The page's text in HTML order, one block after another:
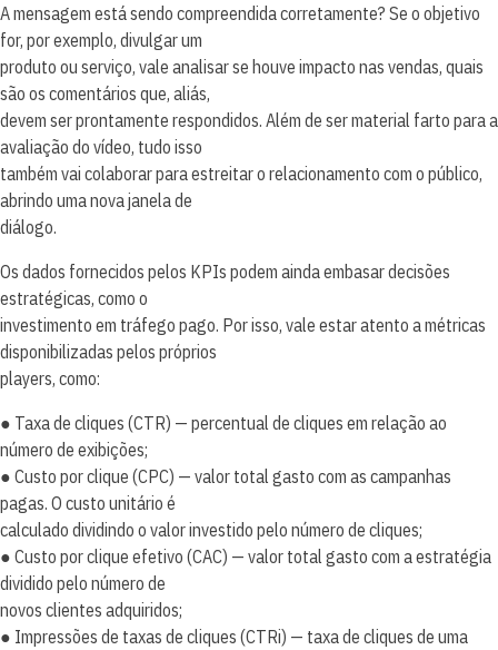
A mensagem está sendo compreendida corretamente? Se o objetivo
for, por exemplo, divulgar um
produto ou serviço, vale analisar se houve impacto nas vendas, quais
são os comentários que, aliás,
devem ser prontamente respondidos. Além de ser material farto para a
avaliação do vídeo, tudo isso
também vai colaborar para estreitar o relacionamento com o público,
abrindo uma nova janela de
diálogo.
Os dados fornecidos pelos KPIs podem ainda embasar decisões
estratégicas, como o
investimento em tráfego pago. Por isso, vale estar atento a métricas
disponibilizadas pelos próprios
players, como:
● Taxa de cliques (CTR) — percentual de cliques em relação ao
número de exibições;
● Custo por clique (CPC) — valor total gasto com as campanhas
pagas. O custo unitário é
calculado dividindo o valor investido pelo número de cliques;
● Custo por clique efetivo (CAC) — valor total gasto com a estratégia
dividido pelo número de
novos clientes adquiridos;
● Impressões de taxas de cliques (CTRi) — taxa de cliques de uma